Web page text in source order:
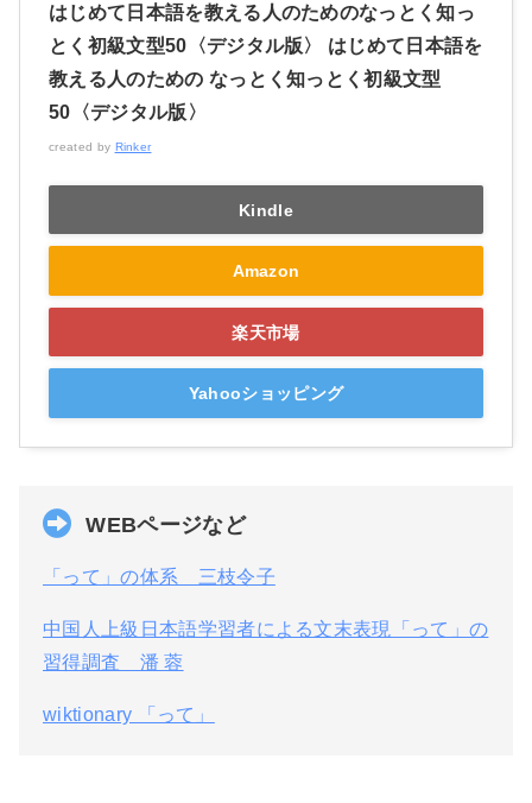
はじめて日本語を教える人のためのなっとく知っ
とく初級文型50〈デジタル版〉 はじめて日本語を
教える人のための なっとく知っとく初級文型
50〈デジタル版〉
created by Rinker
Kindle
Amazon
楽天市場
Yahooショッピング
WEBページなど
「って」の体系 三枝令子
中国人上級日本語学習者による文末表現「って」の
習得調査 潘 蓉
wiktionary 「って」